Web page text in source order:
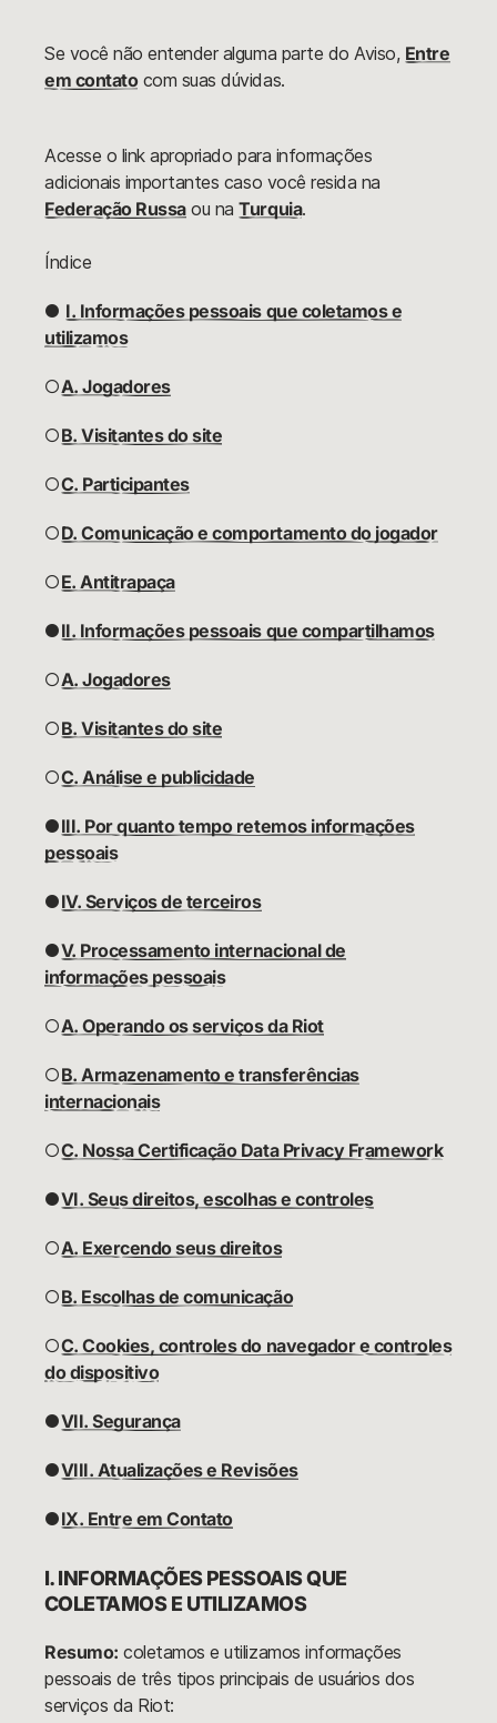
Se você não entender alguma parte do Aviso, Entre
em contatocom suas dúvidas.
Acesse o link apropriado para informações
adicionais importantes caso você resida na
Federação Russaou naTurquia.
Índice
● I. Informações pessoais que coletamos e
utilizamos
○A. Jogadores
○B. Visitantes do site
○C. Participantes
○D. Comunicação e comportamento do jogador
○E. Antitrapaça
●II. Informações pessoais que compartilhamos
○A. Jogadores
○B. Visitantes do site
○C. Análise e publicidade
●III. Por quanto tempo retemos informações
pessoais
●IV. Serviços de terceiros
●V. Processamento internacional de
informações pessoais
○A. Operando os serviços da Riot
○B. Armazenamento e transferências
internacionais
○C. Nossa Certificação Data Privacy Framework
●VI. Seus direitos, escolhas e controles
○A. Exercendo seus direitos
○B. Escolhas de comunicação
○C. Cookies, controles do navegador e controles
do dispositivo
●VII. Segurança
●VIII. Atualizações e Revisões
●IX. Entre em Contato
I. INFORMAÇÕES PESSOAIS QUE
COLETAMOS E UTILIZAMOS
Resumo: coletamos e utilizamos informações
pessoais de três tipos principais de usuários dos
serviços da Riot: